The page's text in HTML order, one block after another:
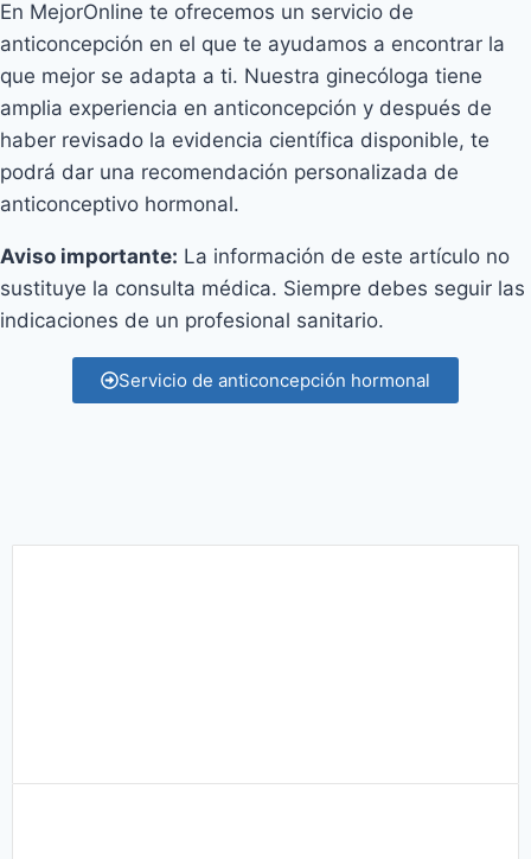
En MejorOnline te ofrecemos un servicio de
anticoncepción en el que te ayudamos a encontrar la
que mejor se adapta a ti. Nuestra ginecóloga tiene
amplia experiencia en anticoncepción y después de
haber revisado la evidencia científica disponible, te
podrá dar una recomendación personalizada de
anticonceptivo hormonal.
Aviso importante: La información de este artículo no
sustituye la consulta médica. Siempre debes seguir las
indicaciones de un profesional sanitario.
Servicio de anticoncepción hormonal